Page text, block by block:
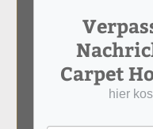
Carpet
hier